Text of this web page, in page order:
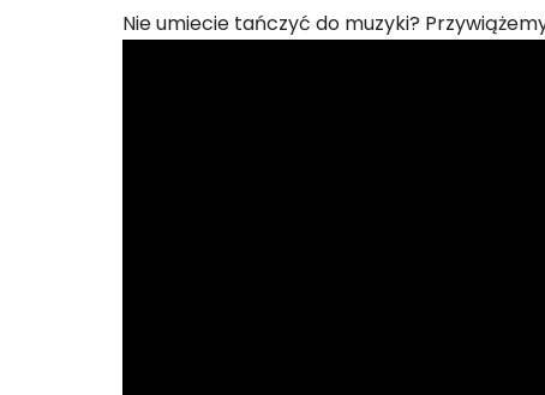
Nie umiecie tańczyć do muzyki?